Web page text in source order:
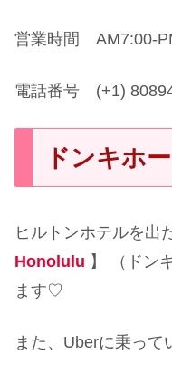
営業時間 AM7:00-
電話番号 (+1)
ドンキホ
ヒルトンホテルを出
Honolulu 】 （ドン
ます♡
また、Uberに乗っ